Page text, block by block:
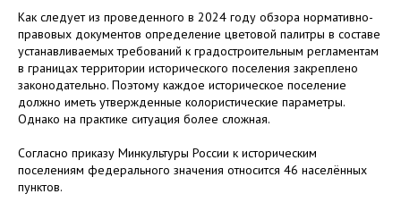
Как следует из проведенного в 2024 году обзора нормативно-
правовых документов определение цветовой палитры в составе
устанавливаемых требований к градостроительным регламентам
в границах территории исторического поселения закреплено
законодательно. Поэтому каждое историческое поселение
должно иметь утвержденные колористические параметры.
Однако на практике ситуация более сложная.
Согласно приказу Минкультуры России к историческим
поселениям федерального значения относится 46 населённых
пунктов.